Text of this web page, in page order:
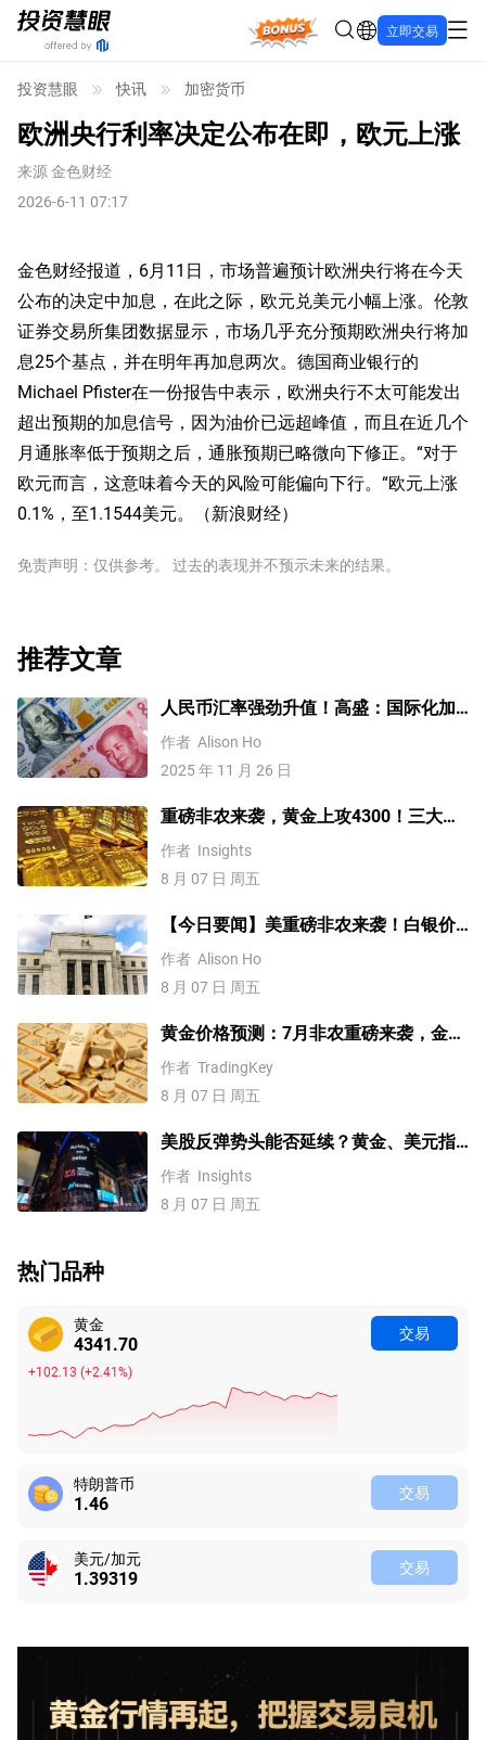
Bonus 立即交易
投资慧眼 快讯 加密货币
欧洲央行利率决定公布在即，欧元上涨
来源金色财经
2026-6-11 07:17
金色财经报道，6月11日，市场普遍预计欧洲央行将在今天
公布的决定中加息，在此之际，欧元兑美元小幅上涨。伦敦
证券交易所集团数据显示，市场几乎充分预期欧洲央行将加
息25个基点，并在明年再加息两次。德国商业银行的
Michael Pfister在一份报告中表示，欧洲央行不太可能发出
超出预期的加息信号，因为油价已远超峰值，而且在近几个
月通胀率低于预期之后，通胀预期已略微向下修正。“对于
欧元而言，这意味着今天的风险可能偏向下行。“欧元上涨
0.1%，至1.1544美元。（新浪财经）
免责声明：仅供参考。 过去的表现并不预示未来的结果。
推荐文章
人民币汇率强劲升值！高盛：国际化加
速，2026年人民币兑美元升至6.85
作者 Alison Ho
2025 年 11 月 26 日
重磅非农来袭，黄金上攻4300！三大因
素预示金价升势有望延续
作者 Insights
8 月 07 日 周五
【今日要闻】美重磅非农来袭！白银价
格涨4%，黄金创一个多月新高
作者 Alison Ho
8 月 07 日 周五
黄金价格预测：7月非农重磅来袭，金价
站上4300美元后还能涨吗？
作者 TradingKey
8 月 07 日 周五
美股反弹势头能否延续？黄金、美元指
数、费半指数、纳指100技术分析
作者 Insights
8 月 07 日 周五
热门品种
黄金
4341.70
+102.13 (+2.41%)
交易
特朗普币
1.46 交易
美元/加元
1.39319 交易